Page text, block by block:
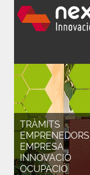
TRÀMITS
EMPRENEDORS
EMPRESA
INNOVACIÓ
OCUPACIÓ